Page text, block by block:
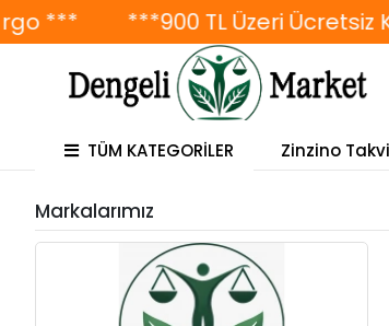
*** ***900 TL Üzeri Ücretsiz
TÜM KATEGORİLER Zinzino
Markalarımız